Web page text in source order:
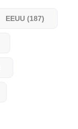
EEUU (187)